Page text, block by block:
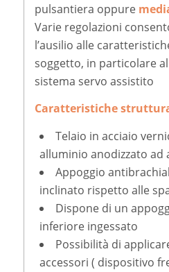
pulsantiera oppure
Varie regolazioni
l’ausilio alle
soggetto, in particolare
sistema servo assistito
Caratteristiche
Telaio in acciaio
alluminio anodizzato ad
Appoggio
inclinato rispetto alle
Dispone di un
inferiore ingessato
Possibilità di
accessori ( dispositivo